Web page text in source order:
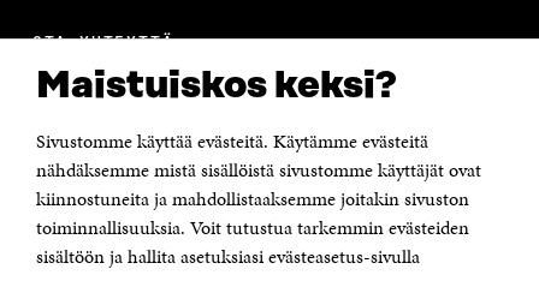
Maistuiskos keksi?
Sivustomme käyttää evästeitä. Käytämme evästeitä
nähdäksemme mistä sisällöistä sivustomme käyttäjät ovat
kiinnostuneita ja mahdollistaaksemme joitakin sivuston
toiminnallisuuksia. Voit tutustua tarkemmin evästeiden
sisältöön ja hallita asetuksiasi evästeasetus-sivulla
OTA YHTEYTTÄ
Itämerenkatu 11-13, PL 160,
00181 Helsinki
Puhelin +358 294 618 991
Sähköpostiosoite
Saapumisohjeet
Y-tunnus 0202132-3